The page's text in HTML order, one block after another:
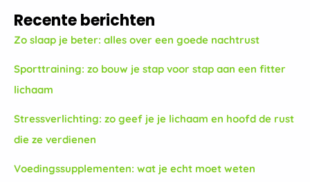
Recente berichten
Zo slaap je beter: alles over een goede nachtrust
Sporttraining: zo bouw je stap voor stap aan een fitter
lichaam
Stressverlichting: zo geef je je lichaam en hoofd de rust
die ze verdienen
Voedingssupplementen: wat je echt moet weten